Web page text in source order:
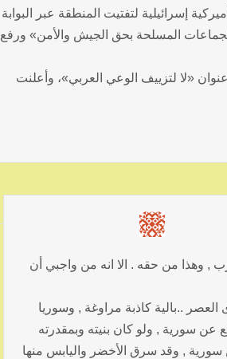
إسرائيلية لتفتيت المنطقة عبر البوابة
المسلحة بحق الجيش والأمن» ورفع
«لا لتزييف الوعي العربي»، وأعلنت
, وهذا من حقه . الا انه من واجبي أن
..بالية كاذبة مراوغة , وسوريا
عن سورية , ولو كان بنيته وبمقدرته
, وقد سرق الأخضر واليابس منها